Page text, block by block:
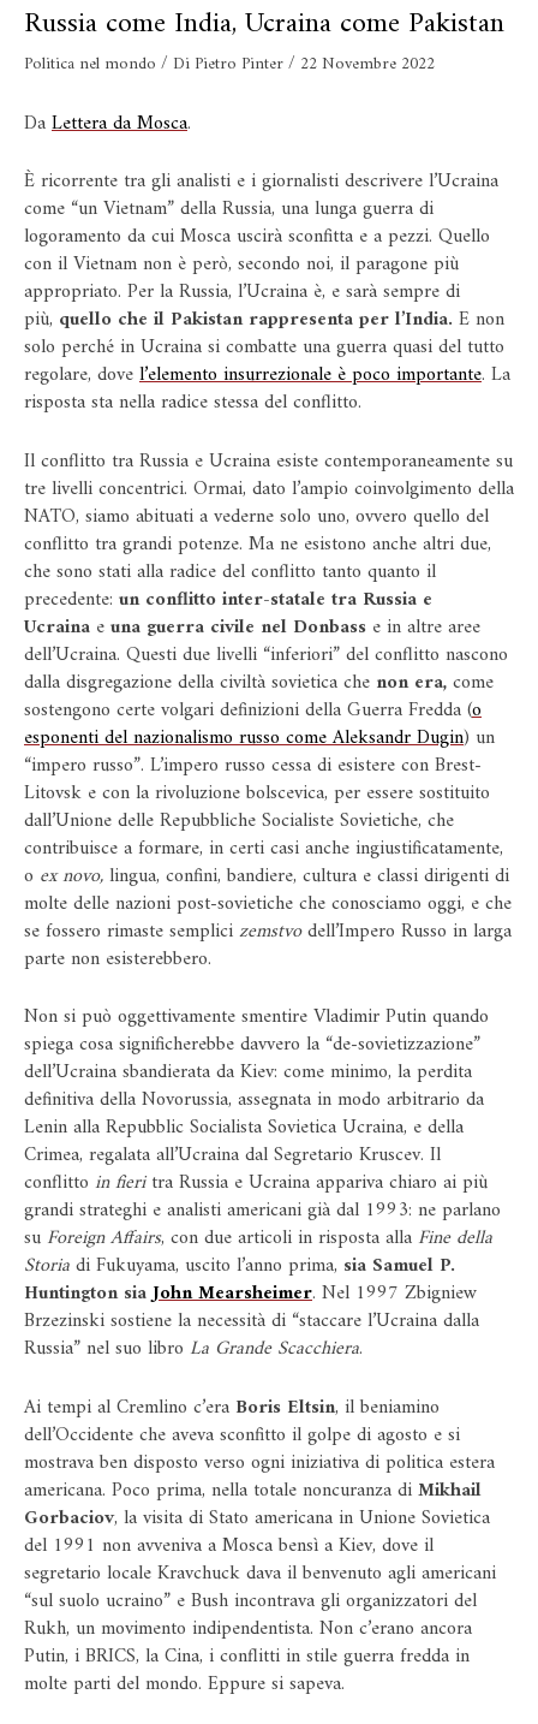
Russia come India, Ucraina come Pakistan
Politica nel mondo / Di Pietro Pinter/ 22 Novembre 2022
DaLettera da Mosca.
È ricorrente tra gli analisti e i giornalisti descrivere l’Ucraina
come “un Vietnam” della Russia, una lunga guerra di
logoramento da cui Mosca uscirà sconfitta e a pezzi. Quello
con il Vietnam non è però, secondo noi, il paragone più
appropriato. Per la Russia, l’Ucraina è, e sarà sempre di
più, quello che il Pakistan rappresenta per l’India. E non
solo perché in Ucraina si combatte una guerra quasi del tutto
regolare, dovel’elemento insurrezionale è poco importante. La
risposta sta nella radice stessa del conflitto.
Il conflitto tra Russia e Ucraina esiste contemporaneamente su
tre livelli concentrici. Ormai, dato l’ampio coinvolgimento della
NATO, siamo abituati a vederne solo uno, ovvero quello del
conflitto tra grandi potenze. Ma ne esistono anche altri due,
che sono stati alla radice del conflitto tanto quanto il
precedente: un conflitto inter-statale tra Russia e
Ucraina euna guerra civile nel Donbass e in altre aree
dell’Ucraina. Questi due livelli “inferiori” del conflitto nascono
dalla disgregazione della civiltà sovietica che non era,come
sostengono certe volgari definizioni della Guerra Fredda (o
esponenti del nazionalismo russo come Aleksandr Dugin) un
“impero russo”. L’impero russo cessa di esistere con Brest-
Litovsk e con la rivoluzione bolscevica, per essere sostituito
dall’Unione delle Repubbliche Socialiste Sovietiche, che
contribuisce a formare, in certi casi anche ingiustificatamente,
o ex novo,lingua, confini, bandiere, cultura e classi dirigenti di
molte delle nazioni post-sovietiche che conosciamo oggi, e che
se fossero rimaste semplicizemstvodell’Impero Russo in larga
parte non esisterebbero.
Non si può oggettivamente smentire Vladimir Putin quando
spiega cosa significherebbe davvero la “de-sovietizzazione”
dell’Ucraina sbandierata da Kiev: come minimo, la perdita
definitiva della Novorussia, assegnata in modo arbitrario da
Lenin alla Repubblic Socialista Sovietica Ucraina, e della
Crimea, regalata all’Ucraina dal Segretario Kruscev. Il
conflitto in fieritra Russia e Ucraina appariva chiaro ai più
grandi strateghi e analisti americani già dal 1993: ne parlano
su Foreign Affairs, con due articoli in risposta alla Fine della
Storiadi Fukuyama, uscito l’anno prima, sia Samuel P.
Huntington siaJohn Mearsheimer. Nel 1997 Zbigniew
Brzezinski sostiene la necessità di “staccare l’Ucraina dalla
Russia” nel suo libro La Grande Scacchiera.
Ai tempi al Cremlino c’era Boris Eltsin, il beniamino
dell’Occidente che aveva sconfitto il golpe di agosto e si
mostrava ben disposto verso ogni iniziativa di politica estera
americana. Poco prima, nella totale noncuranza diMikhail
Gorbaciov, la visita di Stato americana in Unione Sovietica
del 1991 non avveniva a Mosca bensì a Kiev, dove il
segretario locale Kravchuck dava il benvenuto agli americani
“sul suolo ucraino” e Bush incontrava gli organizzatori del
Rukh, un movimento indipendentista. Non c’erano ancora
Putin, i BRICS, la Cina, i conflitti in stile guerra fredda in
molte parti del mondo. Eppure si sapeva.